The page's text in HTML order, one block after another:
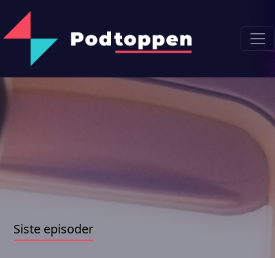
Siste episoder